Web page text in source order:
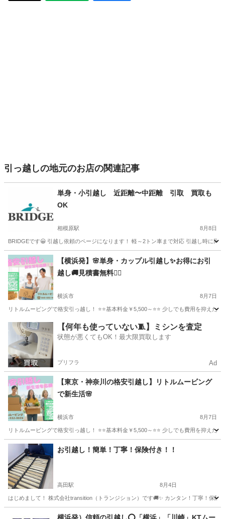
引っ越しの地元のお店の関連記事
単身・小引越し 近距離〜中距離 引取 買取も
OK
相模原駅 8月8日
BRIDGEです😀 引越し依頼のページになります！ 軽～2トン車まで対応 引越し時に
神奈川 相模原市 相模原駅 引っ越し 建物
【横浜発】🌸単身・カップル引越し✨お得にお引
越し🚚見積書無料🙆‍♀️
横浜市 8月7日
リトルムービングで格安引っ越し！ ⭐️⭐️基本料金￥5,500～⭐️⭐️ 少しでも費用を抑え
神奈川 横浜市 引っ越し 無料
【何年も使っていない🧵】ミシンを査定
状態が悪くてもOK！最大限買取します
プリフラ Ad
【東京・神奈川の格安引越し】リトルムービング
で新生活🌸
横浜市 8月7日
リトルムービングで格安引っ越し！ ⭐️⭐️基本料金￥5,500～⭐️⭐️ 少しでも費用を抑え
神奈川 横浜市 引っ越し 無料
お引越し！簡単！丁寧！保険付き！！
高田駅 8月4日
はじめまして！ 株式会社transition（トランジション）です🚚✨ カンタン！丁寧！保
高田駅 引っ越し 料金